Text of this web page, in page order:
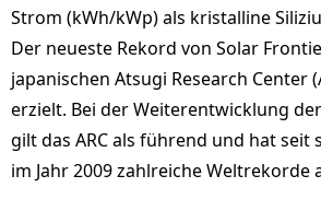
Strom (kWh/kWp) als kristalline
Der neueste Rekord von Solar
japanischen Atsugi Research Center
erzielt. Bei der Weiterentwicklung
gilt das ARC als führend und hat seit
im Jahr 2009 zahlreiche Weltrekorde